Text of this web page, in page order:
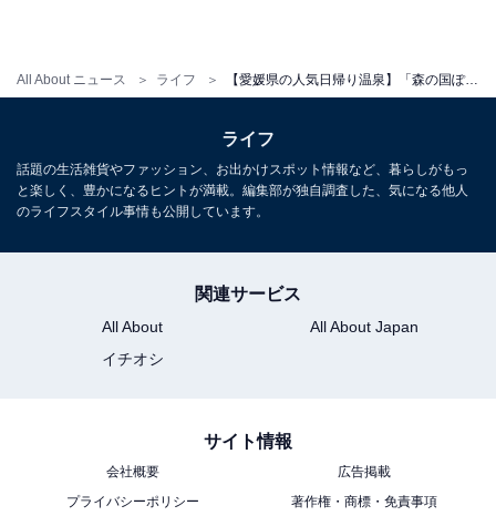
All About ニュース ライフ 【愛媛県の人気日帰り温泉】「森の国ぽっぽ温泉」はJR松丸駅舎内という全国的にも珍しい天然温泉施設。美肌の湯でリラックス
宿泊可否
あわせて読みたい
【大阪府】最寄駅からすぐ行ける人気スーパ
リラックス
ライフ
話題の生活雑貨やファッション、お出かけスポット情報など、暮らしがもっ
と楽しく、豊かになるヒントが満載。編集部が独自調査した、気になる他人
のライフスタイル事情も公開しています。
関連サービス
All About
All About Japan
イチオシ
サイト情報
会社概要
広告掲載
プライバシーポリシー
著作権・商標・免責事項